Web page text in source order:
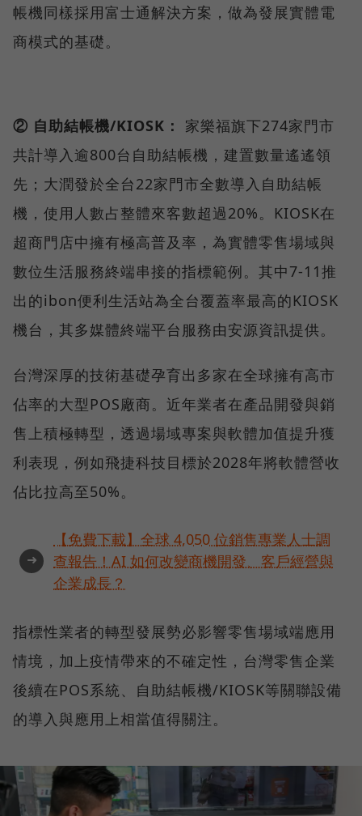
帳機同樣採用富士通解決方案，做為發展實體電
商模式的基礎。
② 自助結帳機/KIOSK：
家樂福旗下274家門市
共計導入逾800台自助結帳機，建置數量遙遙領
先；大潤發於全台22家門市全數導入自助結帳
機，使用人數占整體來客數超過20%。KIOSK在
超商門店中擁有極高普及率，為實體零售場域與
數位生活服務終端串接的指標範例。其中7-11推
出的ibon便利生活站為全台覆蓋率最高的KIOSK
機台，其多媒體終端平台服務由安源資訊提供。
台灣深厚的技術基礎孕育出多家在全球擁有高市
佔率的大型POS廠商。近年業者在產品開發與銷
售上積極轉型，透過場域專案與軟體加值提升獲
利表現，例如飛捷科技目標於2028年將軟體營收
佔比拉高至50%。
➜
【免費下載】全球 4,050 位銷售專業人士調
查報告！AI 如何改變商機開發、客戶經營與
企業成長？
指標性業者的轉型發展勢必影響零售場域端應用
情境，加上疫情帶來的不確定性，台灣零售企業
後續在POS系統、自助結帳機/KIOSK等關聯設備
的導入與應用上相當值得關注。